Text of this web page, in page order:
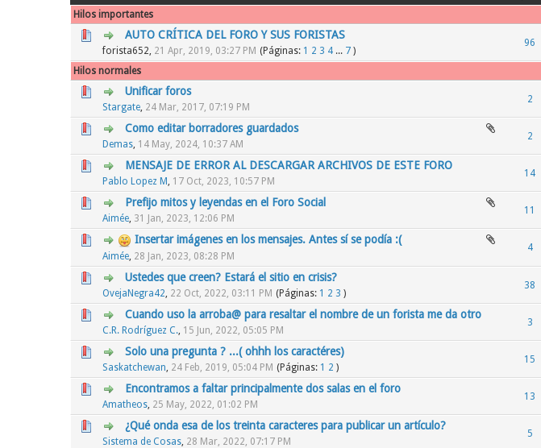
Hilos importantes
AUTO CRÍTICA DEL FORO Y SUS FORISTAS
forista652, 21 Apr, 2019, 03:27 PM (Páginas: 1 2 3 4 ... 7 )
96
2 voto(s) - Media 2.5 de 5
123 4 5
Hilos normales
Unificar foros
Stargate, 24 Mar, 2017, 07:19 PM
2
Como editar borradores guardados
Demas, 14 May, 2024, 10:37 AM
2
0 voto(s) - Media 0 de 5
1234
MENSAJE DE ERROR AL DESCARGAR ARCHIVOS DE ESTE FORO
Pablo Lopez M, 17 Oct, 2023, 10:57 PM
14
0 voto(s) - Media 0 de 5
1 2345
Prefijo mitos y leyendas en el Foro Social
Aimée, 31 Jan, 2023, 12:06 PM
11
0 voto(s) - Media 0 de 5
12 3 45
Insertar imágenes en los mensajes. Antes sí se podía :(
Aimée 28 Jan, 2023, 08:28 PM
4
0 voto(s) - Media 0 de 5
12345
Ustedes que creen? Estará el sitio en crisis?
OvejaNegra42 22 Oct, 2022, 03:11 PM (Páginas: 1 2 3 )
38
0 voto(s) - Media 0 de 5
123 45
Cuando uso la arroba@ para resaltar el nombre de un forista me da otro
C.R. Rodríguez C. 15 Jun, 2022, 05:05 PM
3
0 voto(s) - Media 0 de 5
12345
Solo una pregunta ? ...( ohhh los caractéres)
Saskatchewan 24 Feb, 2019, 05:04 PM (Páginas: 1 2 )
15
0 voto(s) - Media 0 de 5
12345
Encontramos a faltar principalmente dos salas en el foro
Amatheos 25 May, 2022, 01:02 PM
13
0 voto(s) - Media 0 de 5
12345
¿Qué onda esa de los treinta caracteres para publicar un artículo?
Sistema de Cosas 28 Mar, 2022, 07:17 PM
5
0 voto(s) - Media 0 de 5
12345